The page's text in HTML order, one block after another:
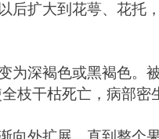
后扩大到花萼、花
深褐色或黑褐色。
枝干枯死亡，病部密